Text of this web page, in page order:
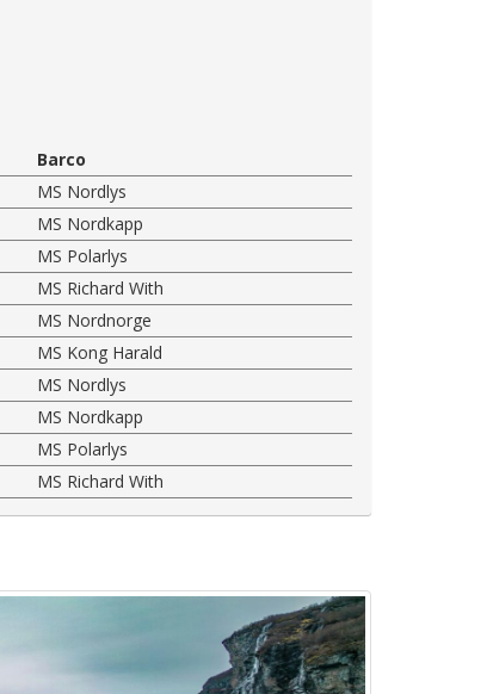
Barco
MS Nordlys
MS Nordkapp
MS Polarlys
MS Richard With
MS Nordnorge
MS Kong Harald
MS Nordlys
MS Nordkapp
MS Polarlys
MS Richard With